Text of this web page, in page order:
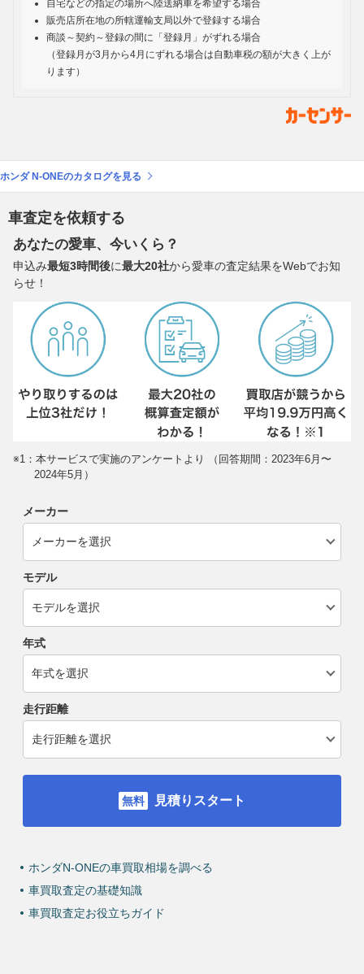
自宅などの指定の場所へ陸送納車を希望する場合
販売店所在地の所轄運輸支局以外で登録する場合
商談～契約～登録の間に「登録月」がずれる場合
（登録月が3月から4月にずれる場合は自動車税の額が大きく上が
ります）
ホンダ N-ONEのカタログを見る
車査定を依頼する
あなたの愛車、今いくら？
申込み最短3時間後に最大20社から愛車の査定結果をWebでお知
らせ！
※1：本サービスで実施のアンケートより （回答期間：2023年6月〜
2024年5月）
メーカー
モデル
年式
走行距離
見積りスタート
ホンダN-ONEの車買取相場を調べる
車買取査定の基礎知識
車買取査定お役立ちガイド